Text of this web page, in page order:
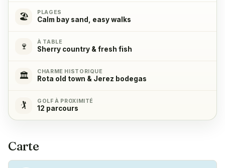
Yes
Yes
✓ Congélateur
Machine à café
🏖️ PLAGES
Calm bay sand, easy walks
🍷 À TABLE
Sherry country & fresh fish
🏛️ CHARME HISTORIQUE
Rota old town & Jerez bodegas
🏌️ GOLF À PROXIMITÉ
12 parcours
Carte